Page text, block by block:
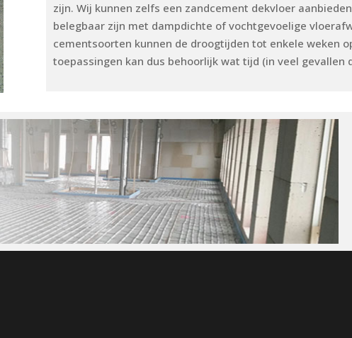
zijn. Wij kunnen zelfs een zandcement dekvloer
belegbaar zijn met dampdichte of vochtgevoelige
cementsoorten kunnen de droogtijden tot enkele weken
toepassingen kan dus behoorlijk wat tijd (in veel gevallen